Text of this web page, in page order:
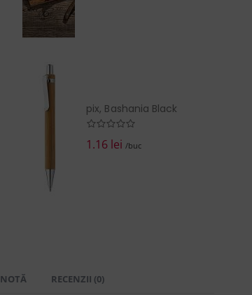
pix, Bashania Black
1.16 lei/buc
NOTĂ RECENZII (0)